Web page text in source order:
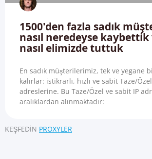
1500'den fazla sadık
nasıl neredeyse kaybettik
nasıl elimizde tuttuk
En sadık müşterilerimiz, tek ve yegane
kalırlar: istikrarlı, hızlı ve sabit Taze/
adreslerine. Bu Taze/Özel ve sabit IP
aralıklardan alınmaktadır:
KEŞFEDIN PROXYLER